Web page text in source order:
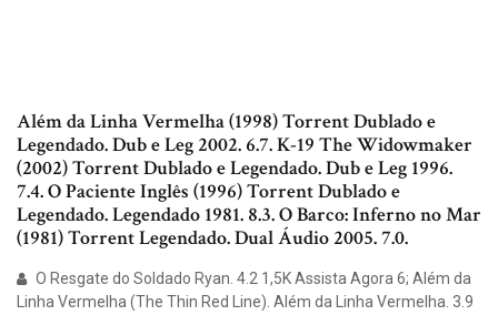
Além da Linha Vermelha (1998) Torrent Dublado e
Legendado. Dub e Leg 2002. 6.7. K-19 The Widowmaker
(2002) Torrent Dublado e Legendado. Dub e Leg 1996.
7.4. O Paciente Inglês (1996) Torrent Dublado e
Legendado. Legendado 1981. 8.3. O Barco: Inferno no Mar
(1981) Torrent Legendado. Dual Áudio 2005. 7.0.
O Resgate do Soldado Ryan. 4.2 1,5K Assista Agora 6; Além da
Linha Vermelha (The Thin Red Line). Além da Linha Vermelha. 3.9